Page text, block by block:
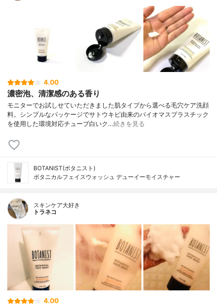
4.00
濃密泡、清潔感のある香り
モニターでお試しせていただきました肌タイプから選べる毛穴ケア洗顔
料。シンプルなパッケージでサトウキビ由来のバイオマスプラスチック
を使用した環境対応チューブ白いク…続きを見る
BOTANIST(ボタニスト)
ボタニカルフェイスウォッシュ デューイーモイスチャー
スキンケア大好き
トラネコ
4.00